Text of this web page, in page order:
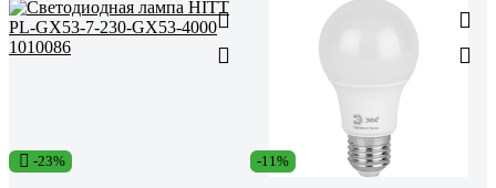
-23% -11%